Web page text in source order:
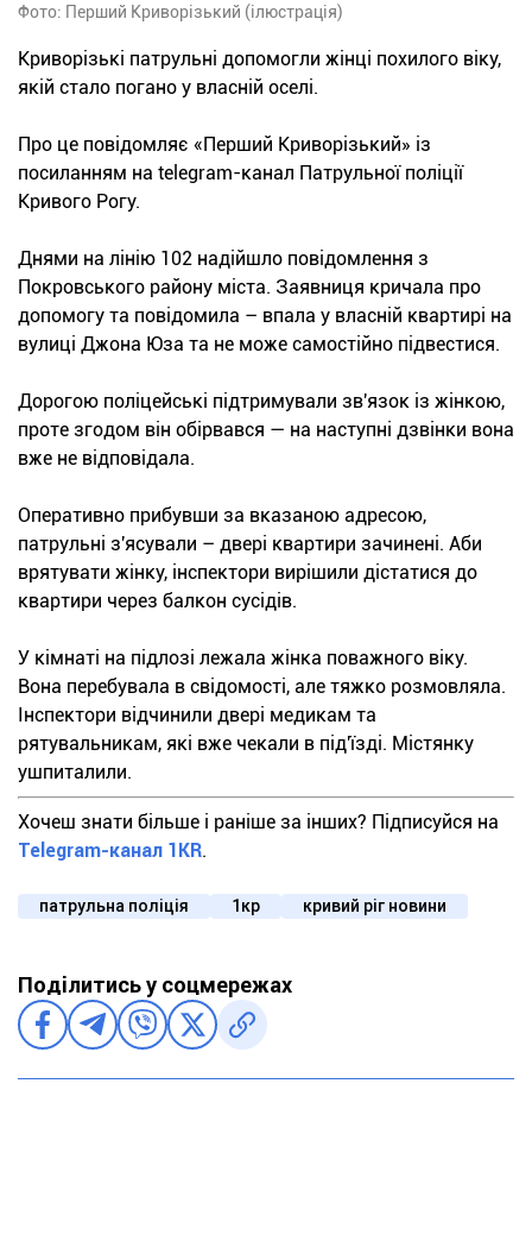
Фото: Перший Криворізький (ілюстрація)
Криворізькі патрульні допомогли жінці похилого віку,
якій стало погано у власній оселі.
Про це повідомляє «Перший Криворізький» із
посиланням на telegram-канал Патрульної поліції
Кривого Рогу.
Днями на лінію 102 надійшло повідомлення з
Покровського району міста. Заявниця кричала про
допомогу та повідомила – впала у власній квартирі на
вулиці Джона Юза та не може самостійно підвестися.
Дорогою поліцейські підтримували зв'язок із жінкою,
проте згодом він обірвався — на наступні дзвінки вона
вже не відповідала.
Оперативно прибувши за вказаною адресою,
патрульні з'ясували – двері квартири зачинені. Аби
врятувати жінку, інспектори вирішили дістатися до
квартири через балкон сусідів.
У кімнаті на підлозі лежала жінка поважного віку.
Вона перебувала в свідомості, але тяжко розмовляла.
Інспектори відчинили двері медикам та
рятувальникам, які вже чекали в під'їзді. Містянку
ушпиталили.
Хочеш знати більше і раніше за інших? Підписуйся на
Telegram-канал 1KR.
патрульна поліція 1кр кривий ріг новини
Поділитись у соцмережах